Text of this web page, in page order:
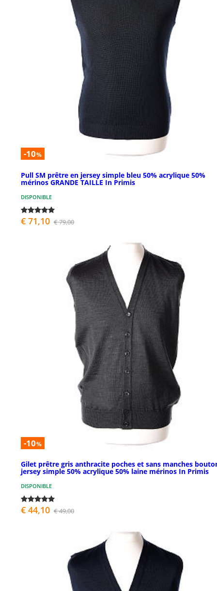
-10%
Pull SM prêtre en jersey simple bleu 50% acrylique 50%
mérinos GRANDE TAILLE In Primis
DISPONIBLE
€ 71,10 € 79,00
-10%
Gilet prêtre gris anthracite poches et sans manches
jersey simple 50% acrylique 50% laine mérinos In Primis
DISPONIBLE
€ 44,10 € 49,00